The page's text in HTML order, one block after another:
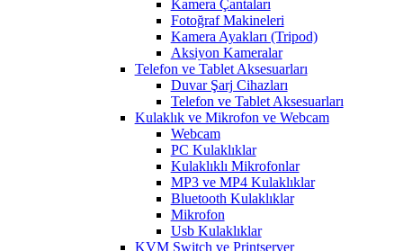
Kamera Çantaları
Fotoğraf Makineleri
Kamera Ayakları (Tripod)
Aksiyon Kameralar
Telefon ve Tablet Aksesuarları
Duvar Şarj Cihazları
Telefon ve Tablet Aksesuarları
Kulaklık ve Mikrofon ve Webcam
Webcam
PC Kulaklıklar
Kulaklıklı Mikrofonlar
MP3 ve MP4 Kulaklıklar
Bluetooth Kulaklıklar
Mikrofon
Usb Kulaklıklar
KVM Switch ve Printserver